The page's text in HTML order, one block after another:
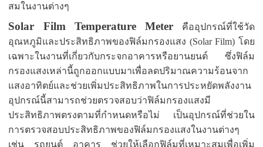
สมในงานต่างๆ
Solar Film Temperature Meter คืออุปกรณ์ที่ใช้วัด
อุณหภูมิและประสิทธิภาพของฟิล์มกรองแสง (Solar Film) โดย
เฉพาะในงานที่เกี่ยวกับกระจกอาคารหรือยานยนต์ ซึ่งฟิล์ม
กรองแสงเหล่านี้ถูกออกแบบมาเพื่อลดปริมาณความร้อนจาก
แสงอาทิตย์และช่วยเพิ่มประสิทธิภาพในการประหยัดพลังงาน
อุปกรณ์นี้สามารถช่วยตรวจสอบว่าฟิล์มกรองแสงมี
ประสิทธิภาพตรงตามที่กำหนดหรือไม่ เป็นอุปกรณ์ที่ช่วยใน
การตรวจสอบประสิทธิภาพของฟิล์มกรองแสงในงานต่างๆ
เช่น รถยนต์ อาคาร ช่วยให้เลือกฟิล์มที่เหมาะสมเพื่อเพิ่ม